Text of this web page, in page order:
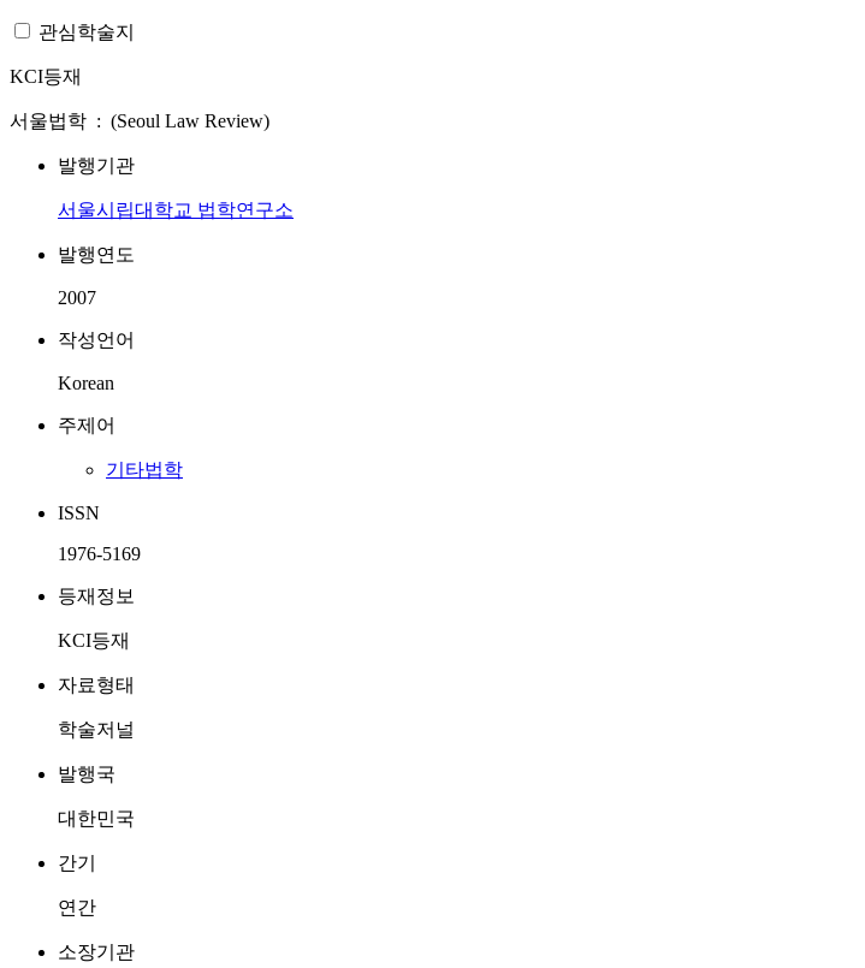
관심학술지
KCI등재
서울법학 : (Seoul Law Review)
발행기관
서울시립대학교 법학연구소
발행연도
2007
작성언어
Korean
주제어
기타법학
ISSN
1976-5169
등재정보
KCI등재
자료형태
학술저널
발행국
대한민국
간기
연간
소장기관